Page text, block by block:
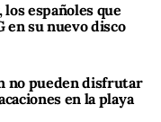
españoles que
en su nuevo disco
no pueden disfrutar
en la playa